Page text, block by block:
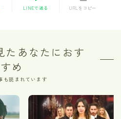
LINEで送る URLをコピー
たあなたにおす
すめ
も読まれています